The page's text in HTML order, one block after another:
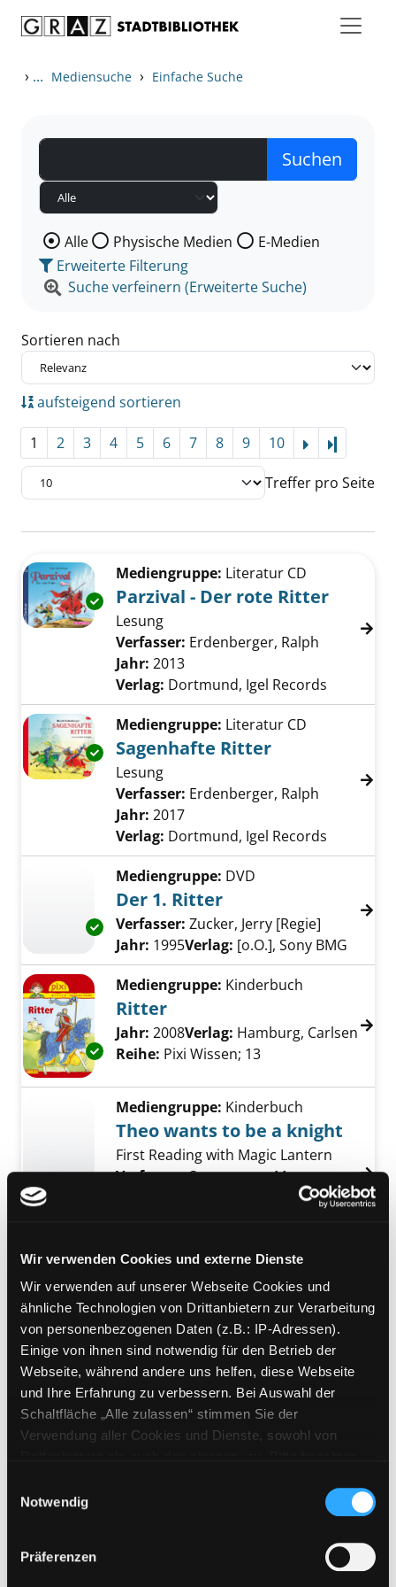
Wir verwenden Cookies und externe Dienste
Wir verwenden auf unserer Webseite Cookies und
ähnliche Technologien von Drittanbietern zur Verarbeitung
von personenbezogenen Daten (z.B.: IP-Adressen).
Einige von ihnen sind notwendig für den Betrieb der
Webseite, während andere uns helfen, diese Webseite
und Ihre Erfahrung zu verbessern. Bei Auswahl der
Schaltfläche „Alle zulassen“ stimmen Sie der
Verwendung aller Cookies und Dienste, sowohl von
Cookies von Drittanbietern, eine Verarbeitung in
unsicheren Drittländern (Länder außerhalb des EWR
ohne adäquates Datenschutzniveau) stattfinden kann. In
diesem Zusammenhang können aktuell Risiken für
Notwendig
Präferenzen
› ... Mediensuche › Einfache Suche
Wählen Sie die Medienart nach der Sie suchen wollen.
Alle Physische Medien
E-Medien
Erweiterte Filterung
Suche verfeinern (Erweiterte Suche)
Sortieren nach
aufsteigend sortieren
1 2 3 4 5 6 7 8 9 10
Treffer pro Seite
Zu den Suchfiltern springen
Exemplar-Details von Parzival - Der rote
Mediengruppe: Literatur CD
Parzival - Der rote Ritter
Lesung
Verfasser: Erdenberger, Ralph
Jahr: 2013
Verlag: Dortmund, Igel Records
Exemplar-Details von Sagenhafte Ritter
Mediengruppe: Literatur CD
Sagenhafte Ritter
Lesung
Verfasser: Erdenberger, Ralph
Jahr: 2017
Verlag: Dortmund, Igel Records
Exemplar-Details von Der 1. Ritter anzeigen
Mediengruppe: DVD
Der 1. Ritter
Verfasser: Zucker, Jerry [Regie]
Jahr: 1995Verlag: [o.O.], Sony BMG
Exemplar-Details von Ritter anzeigen
Mediengruppe: Kinderbuch
Ritter
Suche nach diesem Verfasser
Jahr: 2008Verlag: Hamburg, Carlsen
Reihe: Pixi Wissen; 13
Mediengruppe: Kinderbuch
Theo wants to be a knight
First Reading with Magic Lantern
Verfasser:Sauermann, Marcus
Exemplar-Details von Der Ritter ohne
Mediengruppe:Kinderbuch
Der Ritter ohne Socken
Verfasser:Oster, ChristianSuche nach
Jahr: 2010
Verlag:Frankfurt a. M., Moritz
Mediengruppe:Kinderbuch
Forscherhandbuch Ritter
So war es
Exemplar-Details von Forscherhandbuch